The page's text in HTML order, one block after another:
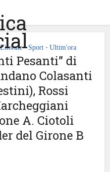
Litorale • Sport • Ultim'ora
Pesanti” di
Colasanti
Rossi
A. Ciotoli
del Girone B